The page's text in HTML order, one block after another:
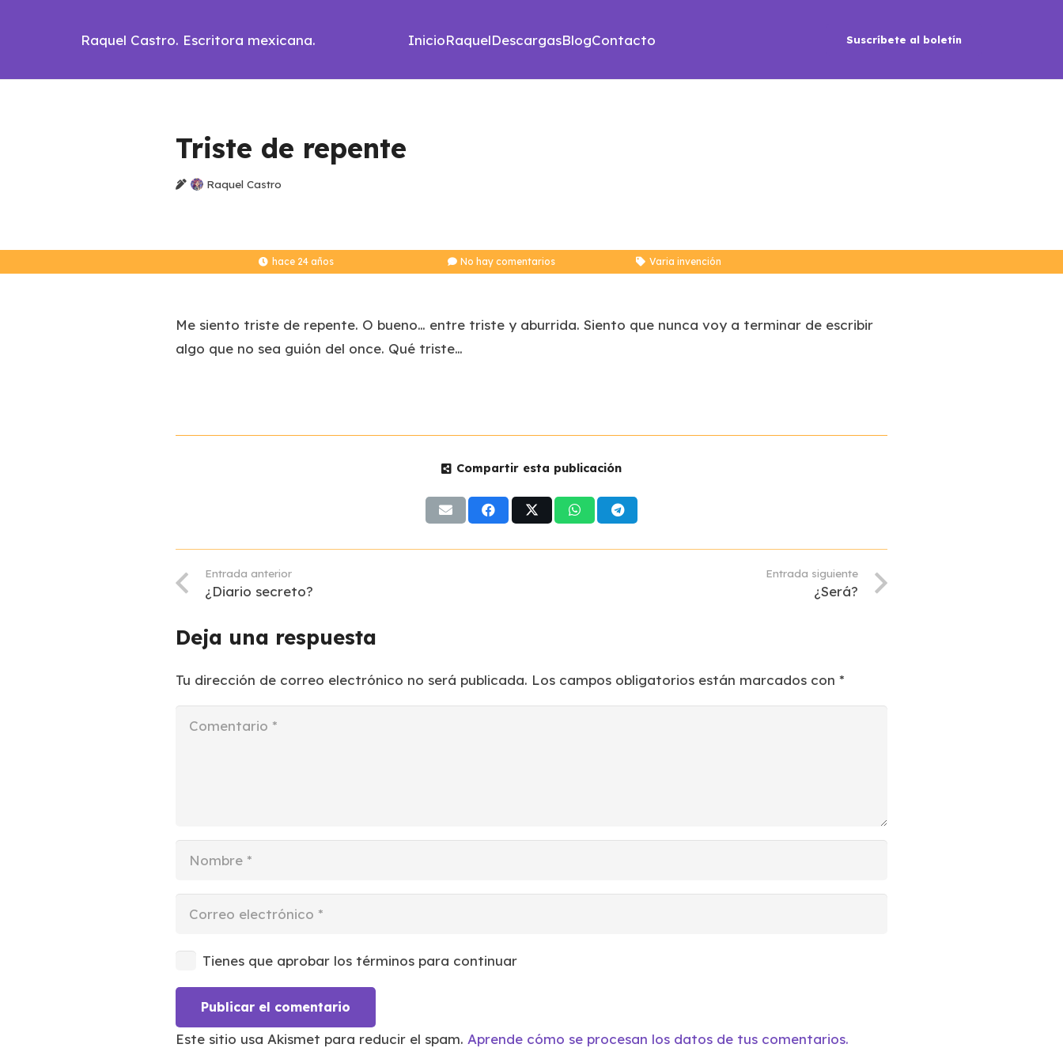
Raquel Castro. Escritora mexicana. InicioRaquelDescargasBlogContacto Suscríbete al boletín
Triste de repente
Raquel Castro
hace 24 años No hay comentarios Varia invención
Me siento triste de repente. O bueno… entre triste y aburrida. Siento que nunca voy a terminar de escribir
algo que no sea guión del once. Qué triste…
Compartir esta publicación
Entrada anterior
¿Diario secreto?
Entrada siguiente
¿Será?
Deja una respuesta
Tu dirección de correo electrónico no será publicada. Los campos obligatorios están marcados con *
Tienes que aprobar los términos para continuar
Publicar el comentario
Este sitio usa Akismet para reducir el spam. Aprende cómo se procesan los datos de tus comentarios.